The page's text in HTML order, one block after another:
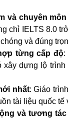
và chuyên
chỉ IELTS 8.0
và đúng
từng cấp độ:
xây dựng lộ
nhất: Giáo
tài liệu quốc
và tương tác